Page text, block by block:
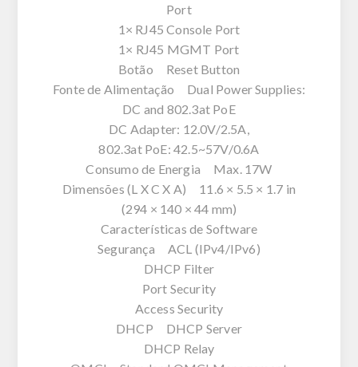
Port
1× RJ45 Console Port
1× RJ45 MGMT Port
Botão Reset Button
Fonte de Alimentação Dual Power Supplies:
DC and 802.3at PoE
DC Adapter: 12.0V/2.5A,
802.3at PoE: 42.5~57V/0.6A
Consumo de Energia Max. 17W
Dimensões (L X C X A) 11.6 × 5.5 × 1.7 in
(294 × 140 × 44 mm)
Características de Software
Segurança ACL (IPv4/IPv6)
DHCP Filter
Port Security
Access Security
DHCP DHCP Server
DHCP Relay